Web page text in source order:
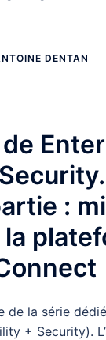
DENTAN
:
de la série
+ Security).